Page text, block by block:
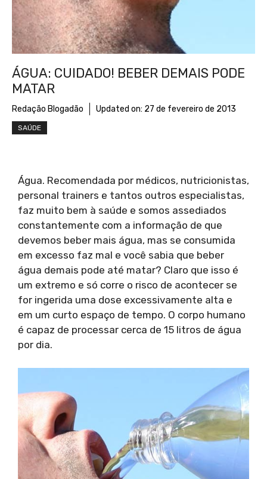
ÁGUA: CUIDADO! BEBER DEMAIS PODE
MATAR
Redação Blogadão Updated on: 27 de fevereiro de 2013
SAÚDE
Água. Recomendada por médicos, nutricionistas,
personal trainers e tantos outros especialistas,
faz muito bem à saúde e somos assediados
constantemente com a informação de que
devemos beber mais água, mas se consumida
em excesso faz mal e você sabia que beber
água demais pode até matar? Claro que isso é
um extremo e só corre o risco de acontecer se
for ingerida uma dose excessivamente alta e
em um curto espaço de tempo. O corpo humano
é capaz de processar cerca de 15 litros de água
por dia.